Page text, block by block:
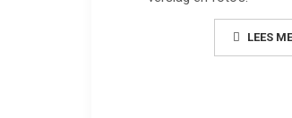
LEES